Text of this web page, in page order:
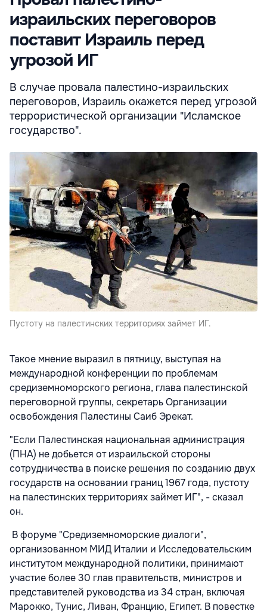
израильских переговоров
поставит Израиль перед
угрозой ИГ
В случае провала палестино-израильских
переговоров, Израиль окажется перед угрозой
террористической организации "Исламское
государство".
Пустоту на палестинских территориях займет ИГ.
Такое мнение выразил в пятницу, выступая на
международной конференции по проблемам
средиземноморского региона, глава палестинской
переговорной группы, секретарь Организации
освобождения Палестины Саиб Эрекат.
"Если Палестинская национальная администрация
(ПНА) не добьется от израильской стороны
сотрудничества в поиске решения по созданию двух
государств на основании границ 1967 года, пустоту
на палестинских территориях займет ИГ", - сказал
он.
В форуме "Средиземноморские диалоги",
организованном МИД Италии и Исследовательским
институтом международной политики, принимают
участие более 30 глав правительств, министров и
представителей руководства из 34 стран, включая
Марокко, Тунис, Ливан, Францию, Египет. В повестке